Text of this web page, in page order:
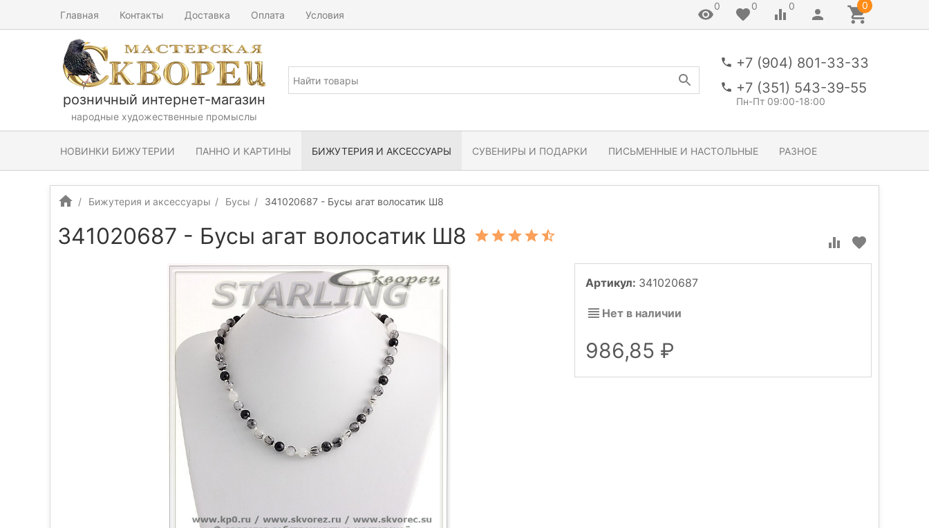
Главная Контакты Доставка Оплата Условия
0 0 0 0
розничный интернет-магазин
народные художественные промыслы
+7 (904) 801-33-33
+7 (351) 543-39-55
Пн-Пт 09:00-18:00
НОВИНКИ БИЖУТЕРИИ ПАННО И КАРТИНЫ БИЖУТЕРИЯ И АКСЕССУАРЫ СУВЕНИРЫ И ПОДАРКИ ПИСЬМЕННЫЕ И НАСТОЛЬНЫЕ РАЗНОЕ
Бижутерия и аксессуары Бусы 341020687 - Бусы агат волосатик Ш8
341020687 - Бусы агат волосатик Ш8
Артикул: 341020687
Нет в наличии
986,85